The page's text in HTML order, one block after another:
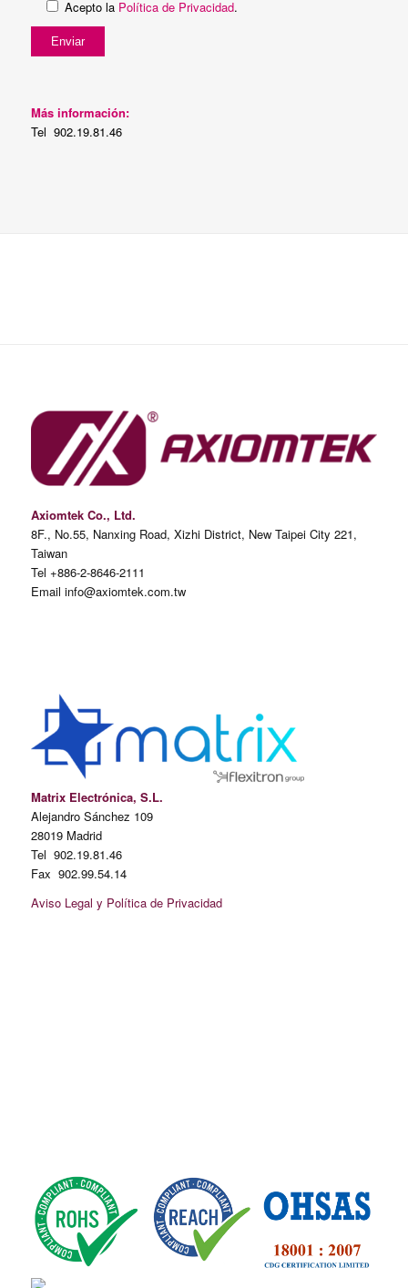
Acepto la Política de Privacidad.
Más información:
Tel 902.19.81.46
Axiomtek Co., Ltd.
8F., No.55, Nanxing Road, Xizhi District, New Taipei City 221,
Taiwan
Tel +886-2-8646-2111
Email info@axiomtek.com.tw
Matrix Electrónica, S.L.
Alejandro Sánchez 109
28019 Madrid
Tel 902.19.81.46
Fax 902.99.54.14
Aviso Legal y Política de Privacidad